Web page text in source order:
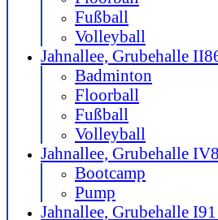
Fußball
Volleyball
Jahnallee, Grubehalle II
Badminton
Floorball
Fußball
Volleyball
Jahnallee, Grubehalle IV
Bootcamp
Pump
Jahnallee, Grubehalle I